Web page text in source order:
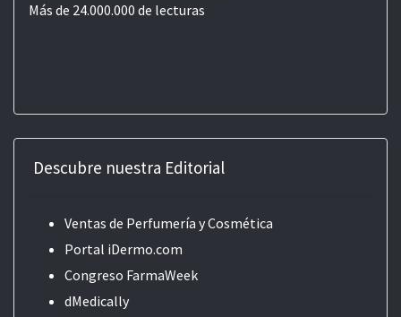
Más de 24.000.000 de lecturas
Descubre nuestra Editorial
Ventas de Perfumería y Cosmética
Portal iDermo.com
Congreso FarmaWeek
dMedically